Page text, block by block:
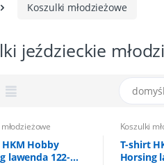
Koszulki młodzieżowe
jeździeckie
Hobby
lawenda 122-
Koszulki
T-shirt
Horsing